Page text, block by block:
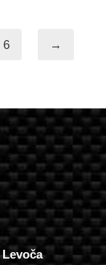
6 →
Levoča